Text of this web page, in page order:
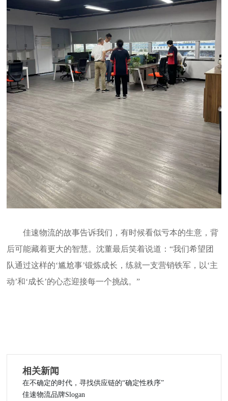
佳速物流的故事告诉我们，有时候看似亏本的生意，背
后可能藏着更大的智慧。沈董最后笑着说道：“我们希望团
队通过这样的‘尴尬事’锻炼成长，练就一支营销铁军，以‘主
动’和‘成长’的心态迎接每一个挑战。”
相关新闻
在不确定的时代，寻找供应链的“确定性秩序”
佳速物流品牌Slogan